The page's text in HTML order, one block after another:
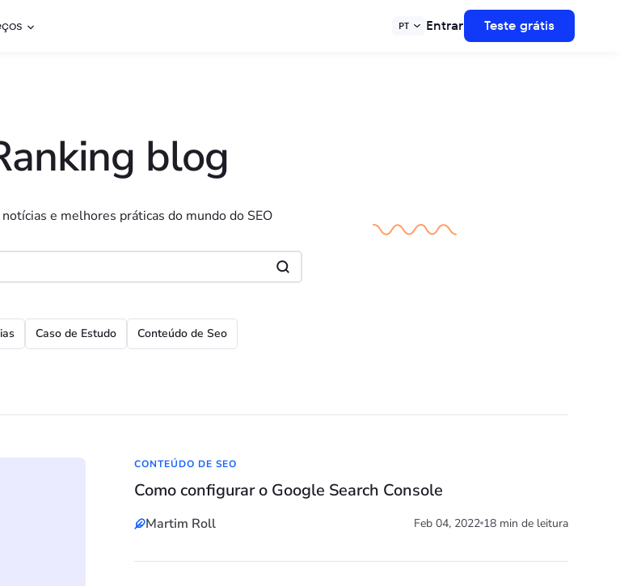
PT Entrar Teste grátis
blog
e melhores práticas do mundo do SEO
Caso de Estudo Conteúdo de Seo
CONTEÚDO DE SEO
Como configurar o Google Search Console
Martim Roll Feb 04, 2022 18 min de leitura